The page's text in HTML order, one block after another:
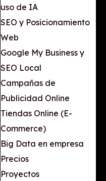
uso de IA
SEO y Posicionamiento
Web
Google My Business y
SEO Local
Campañas de
Publicidad Online
Tiendas Online (E-
Commerce)
Big Data en empresa
Precios
Proyectos